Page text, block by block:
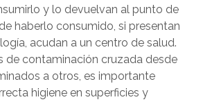
y lo devuelvan al punto de
haberlo consumido, si presentan
acudan a un centro de salud.
de contaminación cruzada desde
a otros, es importante
higiene en superficies y